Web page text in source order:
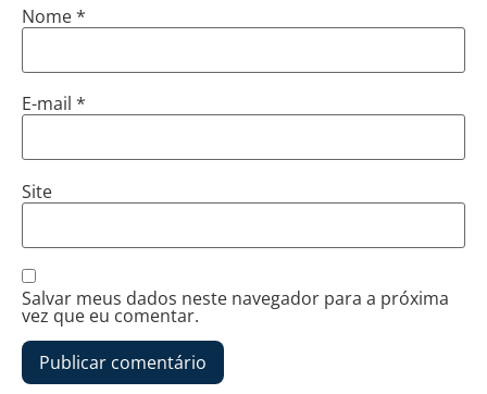
Nome*
E-mail *
Site
Salvar meus dados neste navegador para a próxima
vez que eu comentar.